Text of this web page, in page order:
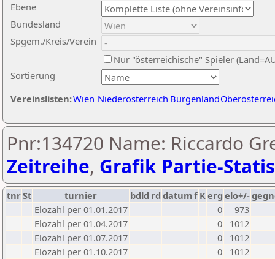
Ebene
Sortierung
Bundesland
Spgem./Kreis/Verein
Nur "österreichische" Spieler
Vereinslisten:Wien Niederösterreich Burgenland
Pnr:134720 Name: Riccardo
Zeitreihe, Grafik Partie-
tnrSt turnier bdld rd datumf Kerg elo+/-
Elozahl per 01.01.2017
0
973
Elozahl per 01.04.2017
0
1012
Elozahl per 01.07.2017
0
1012
Elozahl per 01.10.2017
0
1012